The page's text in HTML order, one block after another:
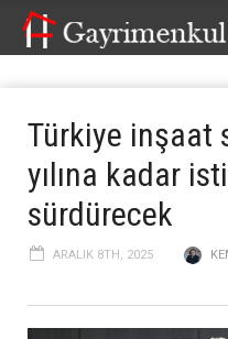
Türkiye inşaat
yılına kadar
sürdürecek
ARALIK 8TH, 2025